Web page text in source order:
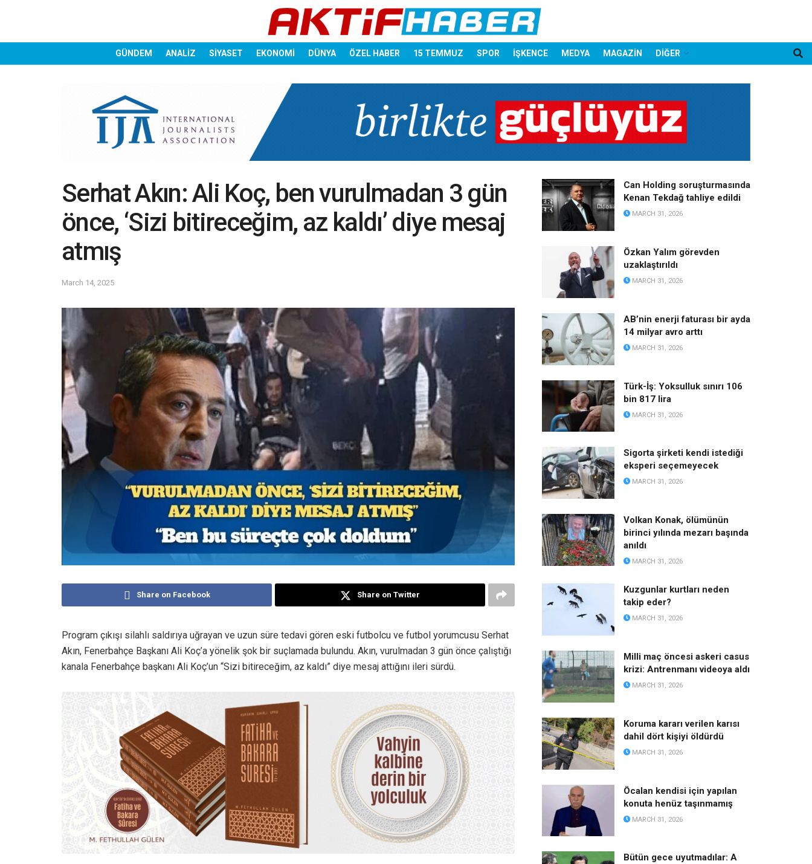
GÜNDEM ANALİZ SİYASET EKONOMİ DÜNYA ÖZEL HABER 15 TEMMUZ SPOR İŞKENCE MEDYA MAGAZİN DİĞER
Serhat Akın: Ali Koç, ben vurulmadan 3 gün
önce, ‘Sizi bitireceğim, az kaldı’ diye mesaj
atmış
March 14, 2025
Share on Facebook Share on Twitter
Program çıkışı silahlı saldırıya uğrayan ve uzun süre tedavi gören eski futbolcu ve futbol yorumcusu Serhat
Akın, Fenerbahçe Başkanı Ali Koç’a yönelik şok bir suçlamada bulundu. Akın, vurulmadan 3 gün önce çalıştığı
kanala Fenerbahçe başkanı Ali Koç’un “Sizi bitireceğim, az kaldı” diye mesaj attığını ileri sürdü.
Can Holding soruşturmasında
Kenan Tekdağ tahliye edildi
MARCH 31, 2026
Özkan Yalım görevden
uzaklaştırıldı
MARCH 31, 2026
AB’nin enerji faturası bir ayda
14 milyar avro arttı
MARCH 31, 2026
Türk-İş: Yoksulluk sınırı 106
bin 817 lira
MARCH 31, 2026
Sigorta şirketi kendi istediği
eksperi seçemeyecek
MARCH 31, 2026
Volkan Konak, ölümünün
birinci yılında mezarı başında
anıldı
MARCH 31, 2026
Kuzgunlar kurtları neden
takip eder?
MARCH 31, 2026
Milli maç öncesi askeri casus
krizi: Antrenmanı videoya aldı
MARCH 31, 2026
Koruma kararı verilen karısı
dahil dört kişiyi öldürdü
MARCH 31, 2026
Öcalan kendisi için yapılan
konuta henüz taşınmamış
MARCH 31, 2026
Bütün gece uyutmadılar: A